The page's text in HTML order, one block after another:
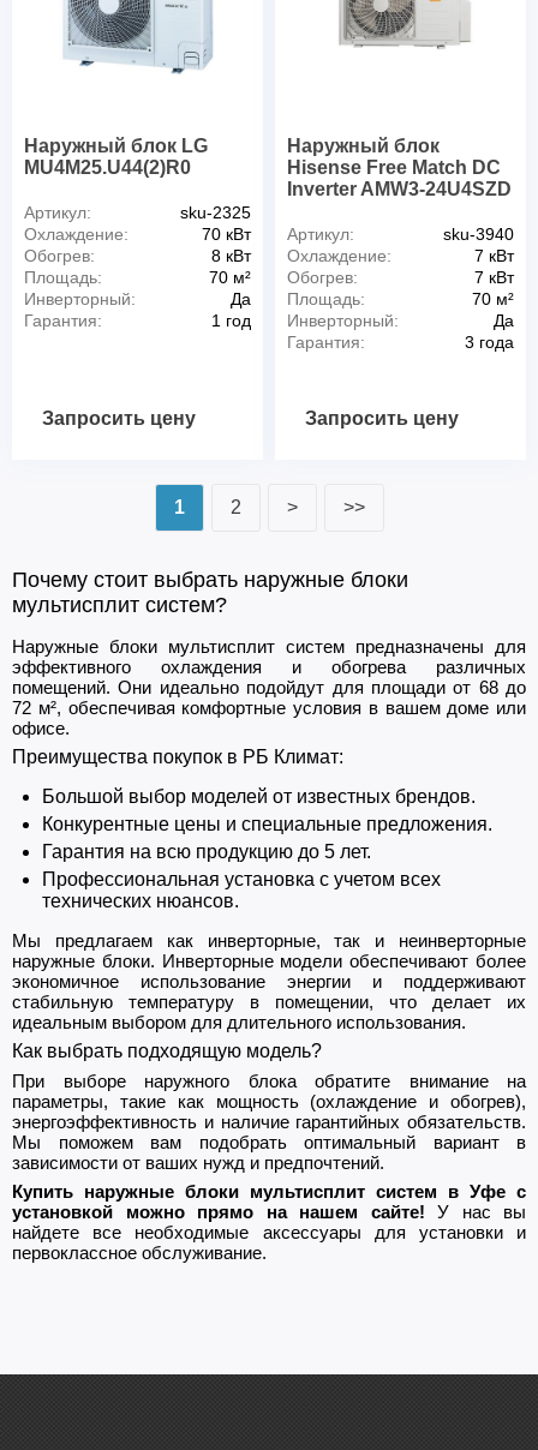
Наружный блок LG
MU4M25.U44(2)R0
Артикул:
sku-2325
Охлаждение:
70 кВт
Обогрев:
8 кВт
Площадь:
70 м²
Инверторный:
Да
Гарантия:
1 год
Запросить цену
Наружный блок
Hisense Free Match DC
Inverter AMW3-24U4SZD
Артикул:
sku-3940
Охлаждение:
7 кВт
Обогрев:
7 кВт
Площадь:
70 м²
Инверторный:
Да
Гарантия:
3 года
Запросить цену
1 2 > >>
Почему стоит выбрать наружные блоки
мультисплит систем?
Наружные блоки мультисплит систем предназначены для
эффективного охлаждения и обогрева различных
помещений. Они идеально подойдут для площади от 68 до
72 м², обеспечивая комфортные условия в вашем доме или
офисе.
Преимущества покупок в РБ Климат:
Большой выбор моделей от известных брендов.
Конкурентные цены и специальные предложения.
Гарантия на всю продукцию до 5 лет.
Профессиональная установка с учетом всех
технических нюансов.
Мы предлагаем как инверторные, так и неинверторные
наружные блоки. Инверторные модели обеспечивают более
экономичное использование энергии и поддерживают
стабильную температуру в помещении, что делает их
идеальным выбором для длительного использования.
Как выбрать подходящую модель?
При выборе наружного блока обратите внимание на
параметры, такие как мощность (охлаждение и обогрев),
энергоэффективность и наличие гарантийных обязательств.
Мы поможем вам подобрать оптимальный вариант в
зависимости от ваших нужд и предпочтений.
Купить наружные блоки мультисплит систем в Уфе с
установкой можно прямо на нашем сайте! У нас вы
найдете все необходимые аксессуары для установки и
первоклассное обслуживание.